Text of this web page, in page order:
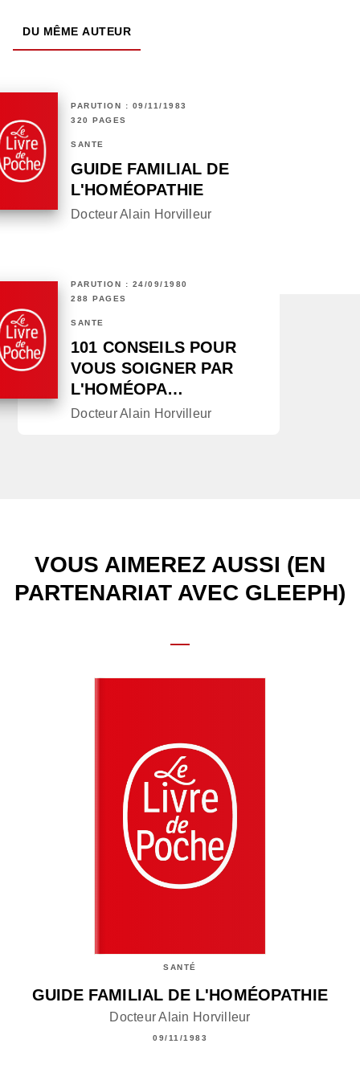
DU MÊME AUTEUR
PARUTION : 09/11/1983
320 PAGES
SANTÉ
GUIDE FAMILIAL DE
L'HOMÉOPATHIE
Docteur Alain Horvilleur
PARUTION : 24/09/1980
288 PAGES
SANTÉ
101 CONSEILS POUR
VOUS SOIGNER PAR
L'HOMÉOPA…
Docteur Alain Horvilleur
VOUS AIMEREZ AUSSI (EN
PARTENARIAT AVEC GLEEPH)
SANTÉ
GUIDE FAMILIAL DE L'HOMÉOPATHIE
Docteur Alain Horvilleur
09/11/1983